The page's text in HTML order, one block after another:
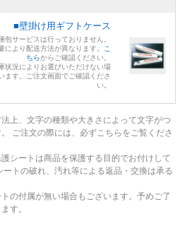
■壁掛け用ギフトケース
包サービスは行っておりません。
により配送方法が異なります。 こ
ちらからご確認ください。
状況によりお選びいただけない場
ます。ご注文画面でご確認くださ
い。
上、文字の種類や大きさによって文字がつ
ご注文の際には、必ずこちらをご覧くださ
シートは商品を保護する目的でお付けして
トの破れ、汚れ等による返品・交換は承る
の付属が無い場合もございます。予めご了
す。